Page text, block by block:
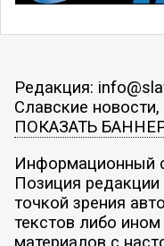
Редакция:
Славские
ПОКАЗАТЬ
Информационный
Позиция редакции
точкой зрения
текстов либо